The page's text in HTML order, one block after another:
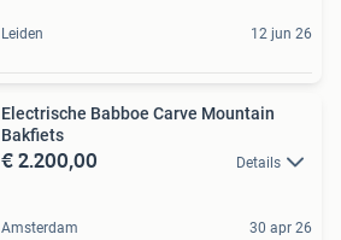
Leiden 12 jun 26
Electrische Babboe Carve Mountain
Bakfiets
€ 2.200,00 Details
Amsterdam 30 apr 26